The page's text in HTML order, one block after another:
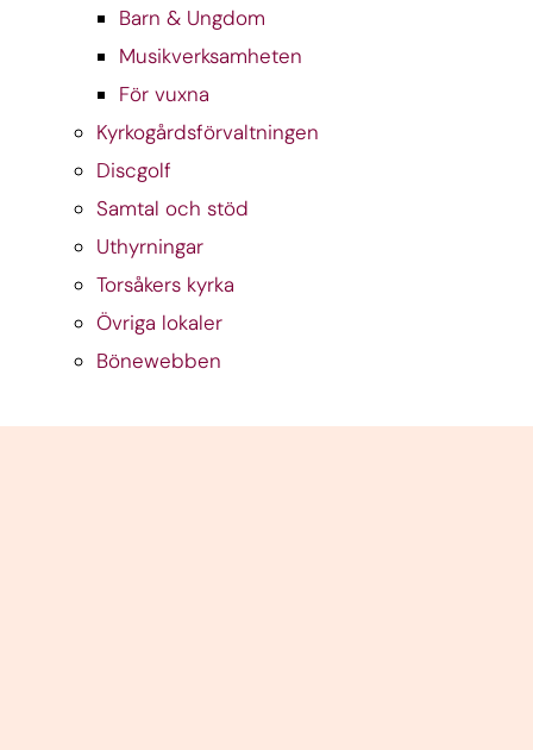
Barn & Ungdom
Musikverksamheten
För vuxna
Kyrkogårdsförvaltningen
Discgolf
Samtal och stöd
Uthyrningar
Torsåkers kyrka
Övriga lokaler
Bönewebben